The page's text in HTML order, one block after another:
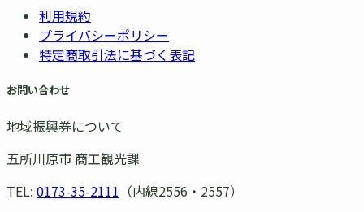
利用規約
プライバシーポリシー
特定商取引法に基づく表記
お問い合わせ
地域振興券について
五所川原市 商工観光課
TEL: 0173-35-2111 （内線2556・2557）